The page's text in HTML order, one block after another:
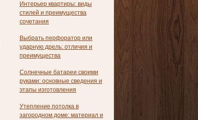
Интерьер квартиры: виды
стилей и преимущества
сочетания
Выбрать перфоратор или
ударную дрель: отличия и
преимущества
Солнечные батареи своими
руками: основные сведения и
этапы изготовления
Утепление потолка в
загородном доме: материал и